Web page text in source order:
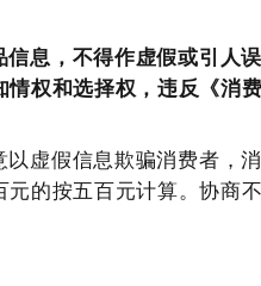
息，不得作虚假或引人
权和选择权，违反《消费
虚假信息欺骗消费者，
的按五百元计算。协商